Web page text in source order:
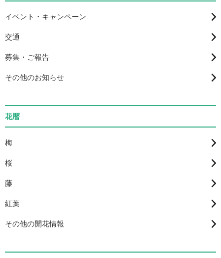
イベント・キャンペーン
交通
募集・ご報告
その他のお知らせ
花暦
梅
桜
藤
紅葉
その他の開花情報